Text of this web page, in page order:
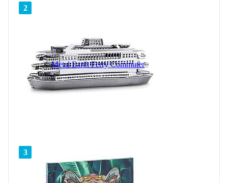
2
Metal Earth Ferry Commuter
3